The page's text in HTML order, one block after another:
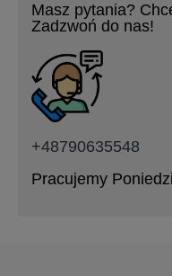
Masz pytania?
Zadzwoń do nas!
+48790635548
Pracujemy